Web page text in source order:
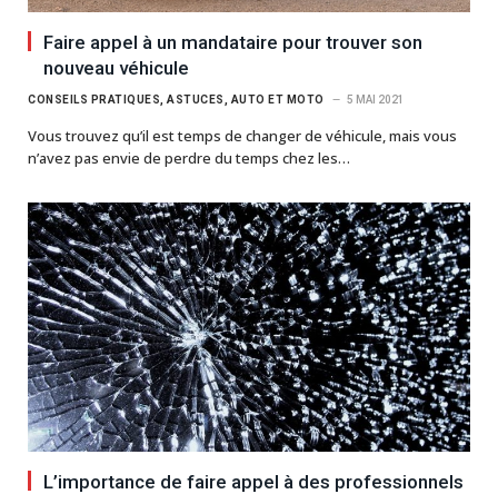
Faire appel à un mandataire pour trouver son
nouveau véhicule
CONSEILS PRATIQUES, ASTUCES, AUTO ET MOTO 5 MAI 2021
Vous trouvez qu’il est temps de changer de véhicule, mais vous
n’avez pas envie de perdre du temps chez les…
L’importance de faire appel à des professionnels